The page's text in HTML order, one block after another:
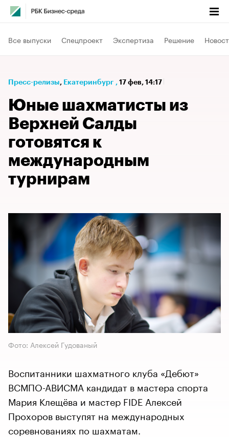
Все выпуски Спецпроект Экспертиза Решение
Пресс-релизы⁠, Екатеринбург , 17 фев, 14:17
Юные шахматисты из
Верхней Салды
готовятся к
международным
турнирам
Фото: Алексей Гудованый
Воспитанники шахматного клуба «Дебют»
ВСМПО-АВИСМА кандидат в мастера спорта
Мария Клещёва и мастер FIDE Алексей
Прохоров выступят на международных
соревнованиях по шахматам.